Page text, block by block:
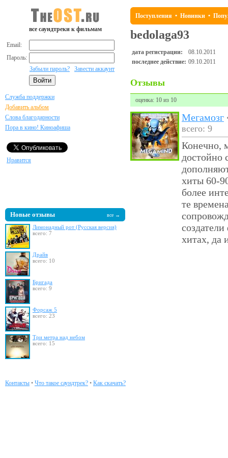
все саундтреки к фильмам
Email:
Пароль:
Забыли пароль?
Завести аккаунт
Служба поддержки
Добавить альбом
Слова благодарности
Пора в кино! Киноафиша
Нравится
Новые отзывы все →
Лимонадный рот (Русская версия)
всего: 7
Драйв
всего: 10
Бригада
всего: 9
Форсаж 5
всего: 23
Три метра над небом
всего: 15
Поступления • Новинки •
bedolaga93
дата регистрации:
08.10.2011
последнее действие: 09.10.2011
Отзывы
оценка: 10 из 10
Мегамозг
всего: 9
Конечно,
достойно
хиты 60-
более
те
хитах, да
Контакты • Что такое саундтрек? • Как скачать?